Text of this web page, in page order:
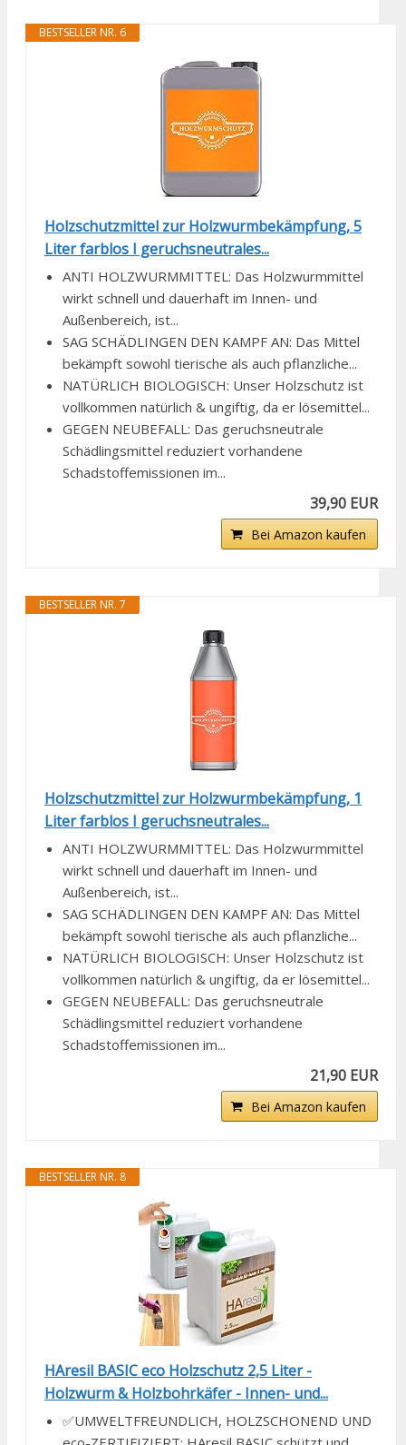
BESTSELLER NR. 6
Holzschutzmittel zur Holzwurmbekämpfung, 5
Liter farblos I geruchsneutrales...
ANTI HOLZWURMMITTEL: Das Holzwurmmittel
wirkt schnell und dauerhaft im Innen- und
Außenbereich, ist...
SAG SCHÄDLINGEN DEN KAMPF AN: Das Mittel
bekämpft sowohl tierische als auch pflanzliche...
NATÜRLICH BIOLOGISCH: Unser Holzschutz ist
vollkommen natürlich & ungiftig, da er lösemittel...
GEGEN NEUBEFALL: Das geruchsneutrale
Schädlingsmittel reduziert vorhandene
Schadstoffemissionen im...
39,90 EUR
Bei Amazon kaufen
BESTSELLER NR. 7
Holzschutzmittel zur Holzwurmbekämpfung, 1
Liter farblos I geruchsneutrales...
ANTI HOLZWURMMITTEL: Das Holzwurmmittel
wirkt schnell und dauerhaft im Innen- und
Außenbereich, ist...
SAG SCHÄDLINGEN DEN KAMPF AN: Das Mittel
bekämpft sowohl tierische als auch pflanzliche...
NATÜRLICH BIOLOGISCH: Unser Holzschutz ist
vollkommen natürlich & ungiftig, da er lösemittel...
GEGEN NEUBEFALL: Das geruchsneutrale
Schädlingsmittel reduziert vorhandene
Schadstoffemissionen im...
21,90 EUR
Bei Amazon kaufen
BESTSELLER NR. 8
HAresil BASIC eco Holzschutz 2,5 Liter -
Holzwurm & Holzbohrkäfer - Innen- und...
✅UMWELTFREUNDLICH, HOLZSCHONEND UND